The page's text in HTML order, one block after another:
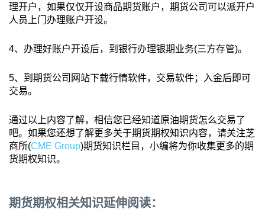
理开户，如果仅仅开设商品期货账户，期货公司可以派开户
人员上门办理账户开设。
4、办理好账户开设后，到银行办理银期业务(三方存管)。
5、到期货公司网站下载行情软件，交易软件；入金后即可
交易。
通过以上内容了解，相信您已经知道原油期货怎么交易了
吧。如果您还想了解更多关于期货期权知识内容，请关注芝
商所(CME Group)期货知识栏目，小编将为你收集更多的期
货期权知识。
期货期权相关知识延伸阅读：